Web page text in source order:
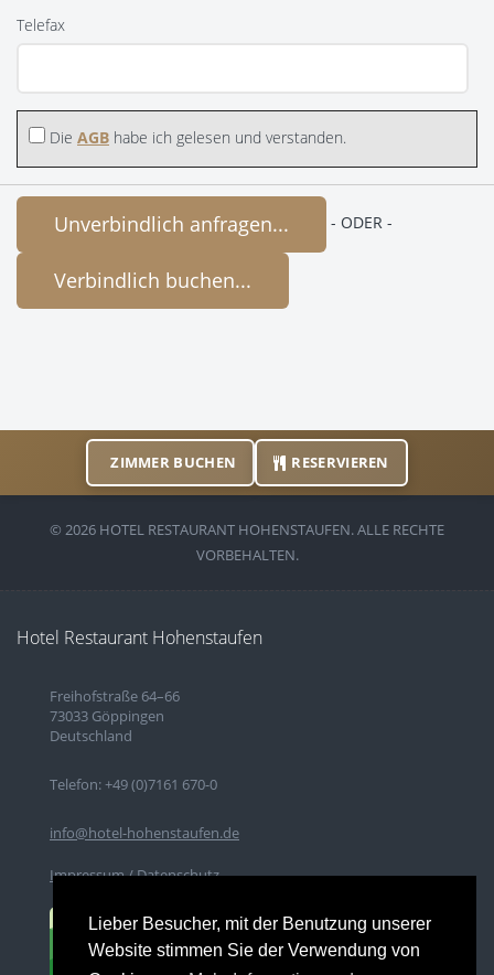
Lieber Besucher, mit der Benutzung unserer
Website stimmen Sie der Verwendung von
Telefax
Die AGB habe ich gelesen und verstanden.
Unverbindlich anfragen... - ODER -
Verbindlich buchen...
ZIMMER BUCHEN RESERVIEREN
© 2026 HOTEL RESTAURANT HOHENSTAUFEN. ALLE RECHTE
VORBEHALTEN.
Hotel Restaurant Hohenstaufen
Freihofstraße 64–66
73033 Göppingen
Deutschland
Telefon: +49 (0)7161 670-0
info@hotel-hohenstaufen.de
Impressum / Datenschutz